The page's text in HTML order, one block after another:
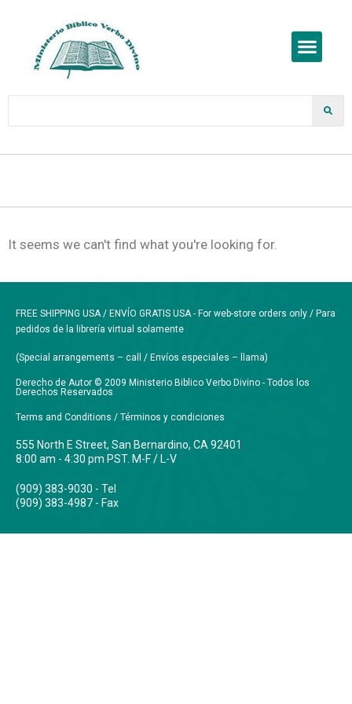
It seems we can't find what you're looking for.
FREE SHIPPING USA / ENVÍO GRATIS USA - For web-store orders only / Para
pedidos de la librería virtual solamente
(Special arrangements – call / Envíos especiales – llama)
Derecho de Autor © 2009 Ministerio Biblico Verbo Divino - Todos los
Derechos Reservados
Terms and Conditions / Términos y condiciones
555 North E Street, San Bernardino, CA 92401
8:00 am - 4:30 pm PST. M-F / L-V
(909) 383-9030 - Tel
(909) 383-4987 - Fax